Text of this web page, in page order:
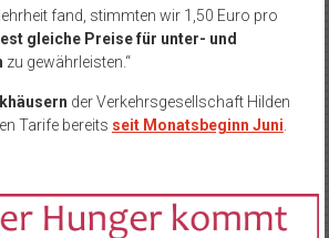
fand, stimmten wir 1,50 Euro pro
gleiche Preise für unter- und
zu gewährleisten.“
der Verkehrsgesellschaft Hilden
Tarife bereits seit Monatsbeginn Juni